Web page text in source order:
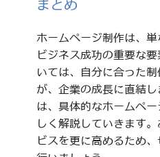
まとめ
ホームページ制作は、単
ビジネス成功の重要な
いては、自分に合った
が、企業の成長に直結
は、具体的なホームペ
しく解説していきます
ビスを更に高めるため